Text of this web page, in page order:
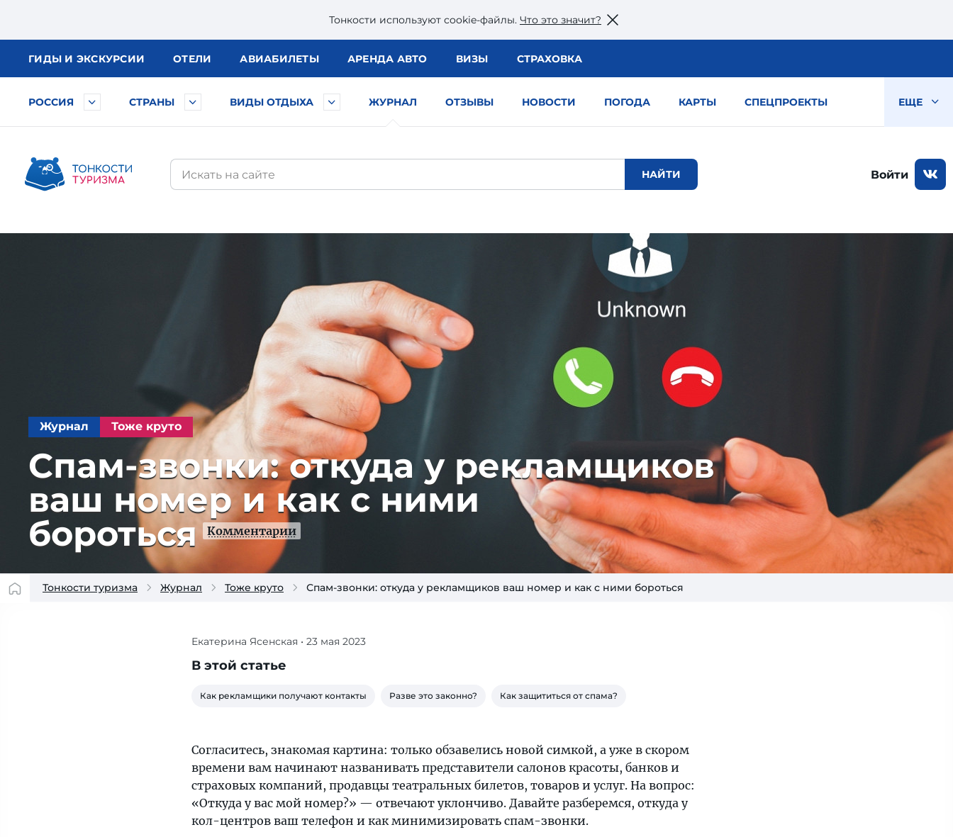
Тонкости используют сookie-файлы. Что это значит?
ГИДЫ И ЭКСКУРСИИ ОТЕЛИ АВИАБИЛЕТЫ АРЕНДА АВТО ВИЗЫ СТРАХОВКА
РОССИЯ СТРАНЫ ВИДЫ ОТДЫХА ЖУРНАЛ ОТЗЫВЫ НОВОСТИ ПОГОДА КАРТЫ СПЕЦПРОЕКТЫ ЕЩЕ
Войти
Журнал Тоже круто
Спам-звонки: откуда у рекламщиков
ваш номер и как с ними
бороться
Комментарии
Тонкости туризма Журнал Тоже круто Спам-звонки: откуда у рекламщиков ваш номер и как с ними бороться
Только
обзавелись
симкой,
в
скором
времени
вам
начинают
Екатерина Ясенская • 23 мая 2023
В этой статье
Как рекламщики получают контакты Разве это законно? Как защититься от спама?
Согласитесь, знакомая картина: только обзавелись новой симкой, а уже в скором
времени вам начинают названивать представители салонов красоты, банков и
страховых компаний, продавцы театральных билетов, товаров и услуг. На вопрос:
«Откуда у вас мой номер?» — отвечают уклончиво. Давайте разберемся, откуда у
кол-центров ваш телефон и как минимизировать спам-звонки.